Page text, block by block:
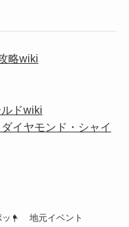
略wiki
ドwiki
イヤモンド・シャイ
ト
地元イベント